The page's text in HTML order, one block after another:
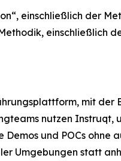
“, einschließlich der
einschließlich
mit
nutzen
und POCs
Umgebungen statt